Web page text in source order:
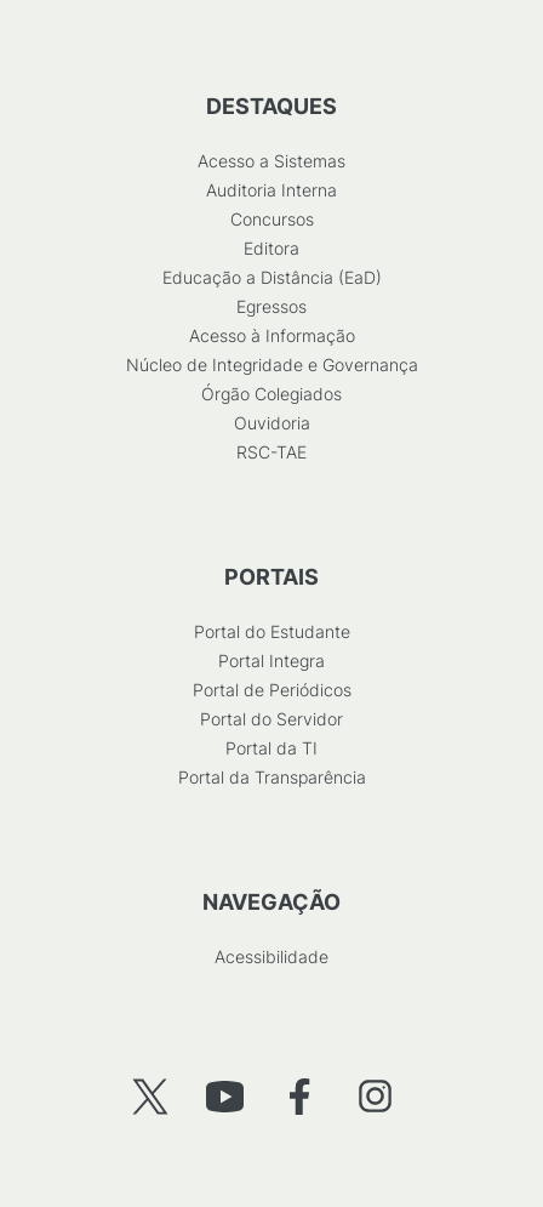
DESTAQUES
Acesso a Sistemas
Auditoria Interna
Concursos
Editora
Educação a Distância (EaD)
Egressos
Acesso à Informação
Núcleo de Integridade e Governança
Órgão Colegiados
Ouvidoria
RSC-TAE
PORTAIS
Portal do Estudante
Portal Integra
Portal de Periódicos
Portal do Servidor
Portal da TI
Portal da Transparência
NAVEGAÇÃO
Acessibilidade